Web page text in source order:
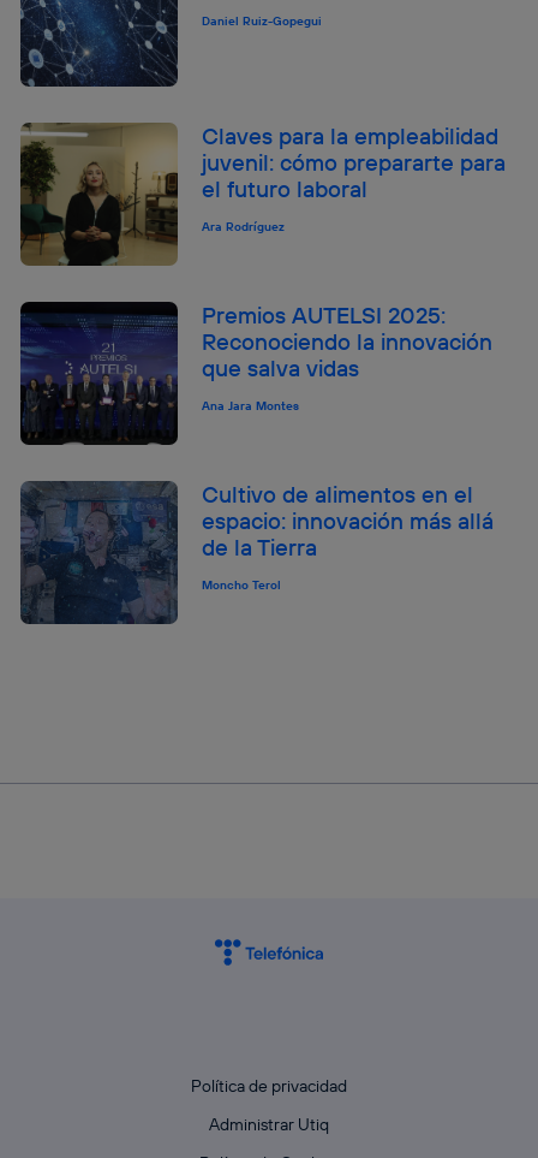
Daniel Ruiz-Gopegui
Claves para la empleabilidad
juvenil: cómo prepararte para
el futuro laboral
Ara Rodríguez
Premios AUTELSI 2025:
Reconociendo la innovación
que salva vidas
Ana Jara Montes
Cultivo de alimentos en el
espacio: innovación más allá
de la Tierra
Moncho Terol
Política de privacidad
Administrar Utiq